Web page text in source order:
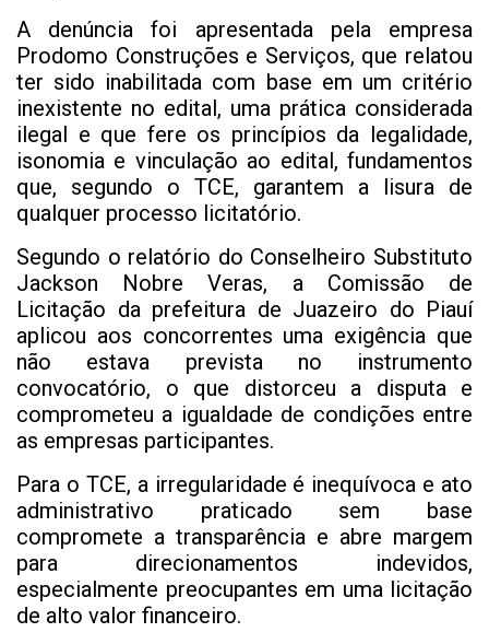
A denúncia foi apresentada pela empresa
Prodomo Construções e Serviços, que relatou
ter sido inabilitada com base em um critério
inexistente no edital, uma prática considerada
ilegal e que fere os princípios da legalidade,
isonomia e vinculação ao edital, fundamentos
que, segundo o TCE, garantem a lisura de
qualquer processo licitatório.
Segundo o relatório do Conselheiro Substituto
Jackson Nobre Veras, a Comissão de
Licitação da prefeitura de Juazeiro do Piauí
aplicou aos concorrentes uma exigência que
não estava prevista no instrumento
convocatório, o que distorceu a disputa e
comprometeu a igualdade de condições entre
as empresas participantes.
Para o TCE, a irregularidade é inequívoca e ato
administrativo praticado sem base
compromete a transparência e abre margem
para direcionamentos indevidos,
especialmente preocupantes em uma licitação
de alto valor financeiro.